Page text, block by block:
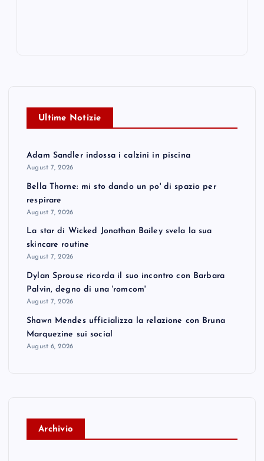
Ultime Notizie
Adam Sandler indossa i calzini in piscina
August 7, 2026
Bella Thorne: mi sto dando un po' di spazio per
respirare
August 7, 2026
La star di Wicked Jonathan Bailey svela la sua
skincare routine
August 7, 2026
Dylan Sprouse ricorda il suo incontro con Barbara
Palvin, degno di una 'romcom'
August 7, 2026
Shawn Mendes ufficializza la relazione con Bruna
Marquezine sui social
August 6, 2026
Archivio